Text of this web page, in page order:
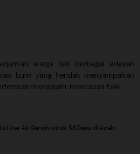
warga dari berbagai wilayah
bumi yang hendak menyampaikan
mengalami kekerasan fisik.
Liter Air Bersih untuk 56 Desa di Aceh